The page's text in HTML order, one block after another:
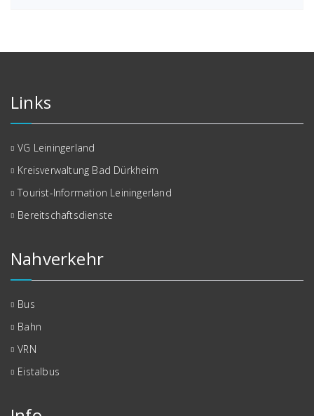
Links
VG Leiningerland
Kreisverwaltung Bad Dürkheim
Tourist-Information Leiningerland
Bereitschaftsdienste
Nahverkehr
Bus
Bahn
VRN
Eistalbus